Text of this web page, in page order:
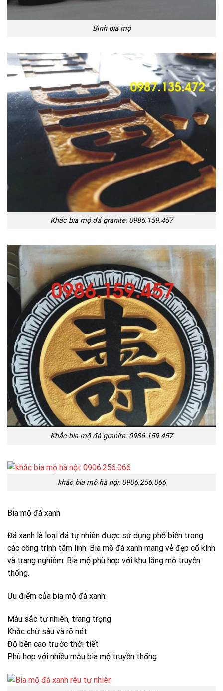
Bình bia mộ
Khắc bia mộ đá granite: 0986.159.457
Khắc bia mộ đá granite: 0986.159.457
khắc bia mộ hà nội: 0906.256.066
Bia mộ đá xanh
Đá xanh là loại đá tự nhiên được sử dụng phổ biến trong
các công trình tâm linh. Bia mộ đá xanh mang vẻ đẹp cổ kính
và trang nghiêm. Bia mộ phù hợp với khu lăng mộ truyền
thống.
Ưu điểm của bia mộ đá xanh:
Màu sắc tự nhiên, trang trọng
Khắc chữ sâu và rõ nét
Độ bền cao trước thời tiết
Phù hợp với nhiều mẫu bia mộ truyền thống